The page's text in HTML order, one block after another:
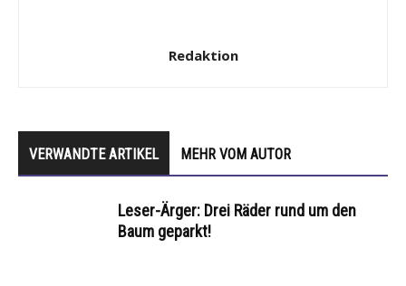
Redaktion
VERWANDTE ARTIKEL MEHR VOM AUTOR
Leser-Ärger: Drei Räder rund um den
Baum geparkt!